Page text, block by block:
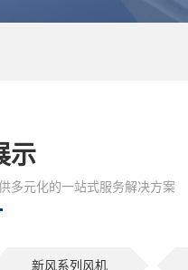
示
多元化的一站式服务解决方案
新风系列风机